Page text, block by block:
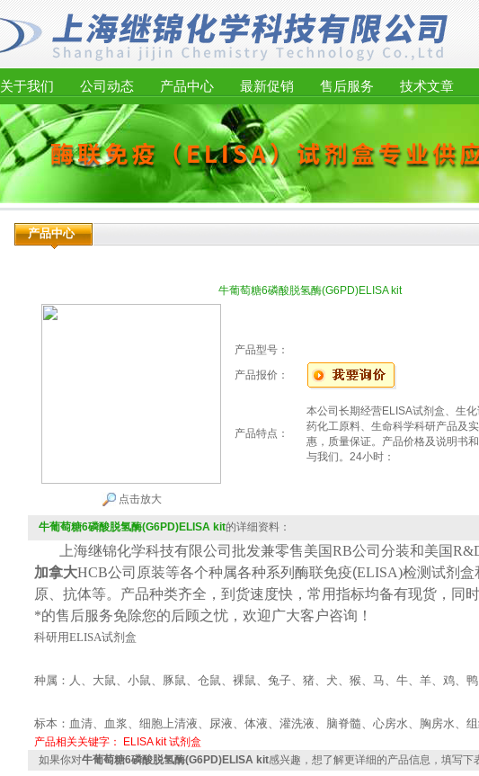
关于我们 公司动态 产品中心 最新促销 售后服务 技术文章
产品中心
牛葡萄糖6磷酸脱氢酶(G6PD)ELISA kit
点击放大
产品型号：
产品报价：
产品特点：
本公司长期经营ELISA试剂盒、生
药化工原料、生命科学科研产品及
惠，质量保证。产品价格及说明书
与我们。24小时：
牛葡萄糖6磷酸脱氢酶(G6PD)ELISA kit的详细资料：
上海继锦化学科技有限公司批发兼零售美国RB公司 分装和美国
加拿大HCB公司原装等各个种属各种系列酶联免疫(ELISA)检测试剂盒
原、抗体等。产品种类齐全，到货速度快，常用指标均备有现货，同
*的售后服务免除您的后顾之忧，欢迎广大客户咨询！
科研用ELISA试剂盒
种属：人、大鼠、小鼠、豚鼠、仓鼠、裸鼠、兔子、猪、犬、猴、马、牛、羊、鸡、鸭
标本：血清、血浆、细胞上清液、尿液、体液、灌洗液、脑脊髓、心房水、胸房水、组
产品相关关键字： ELISA kit 试剂盒
如果你对牛葡萄糖6磷酸脱氢酶(G6PD)ELISA kit感兴趣，想了解更详细的产品信息，填写下